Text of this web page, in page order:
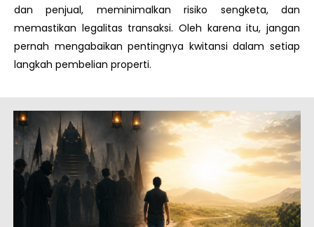
dan penjual, meminimalkan risiko sengketa, dan
memastikan legalitas transaksi. Oleh karena itu, jangan
pernah mengabaikan pentingnya kwitansi dalam setiap
langkah pembelian properti.
PagePagePagePagePage